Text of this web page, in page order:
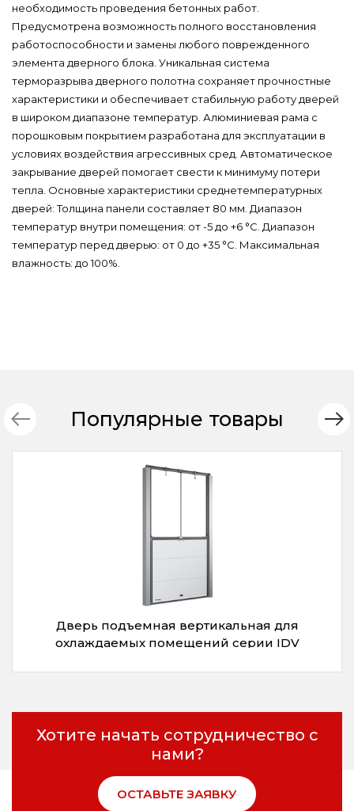
необходимость проведения бетонных работ.
Предусмотрена возможность полного восстановления
работоспособности и замены любого поврежденного
элемента дверного блока. Уникальная система
терморазрыва дверного полотна сохраняет прочностные
характеристики и обеспечивает стабильную работу дверей
в широком диапазоне температур. Алюминиевая рама с
порошковым покрытием разработана для эксплуатации в
условиях воздействия агрессивных сред. Автоматическое
закрывание дверей помогает свести к минимуму потери
тепла. Основные характеристики среднетемпературных
дверей: Толщина панели составляет 80 мм. Диапазон
температур внутри помещения: от -5 до +6 °C. Диапазон
температур перед дверью: от 0 до +35 °C. Максимальная
влажность: до 100%.
Популярные товары
Дверь подъемная вертикальная для
охлаждаемых помещений серии IDV
Хотите начать сотрудничество с
нами?
ОСТАВЬТЕ ЗАЯВКУ